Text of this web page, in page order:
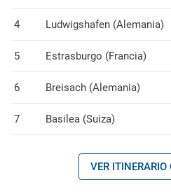
4 Ludwigshafen (Alemania)
5 Estrasburgo (Francia)
6 Breisach (Alemania)
7 Basilea (Suiza)
VER ITINERARIO